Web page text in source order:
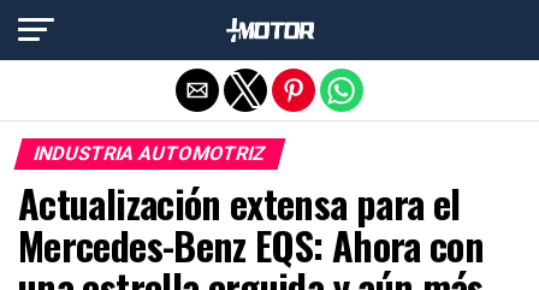
INDUSTRIA AUTOMOTRIZ
Actualización extensa para el
Mercedes-Benz EQS: Ahora con
Salir de la versión móvil